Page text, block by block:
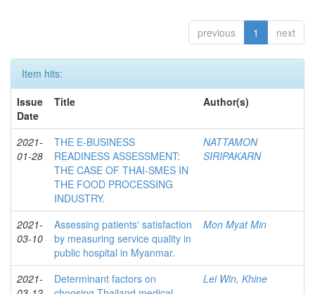
previous 1 next
Item hits:
Issue
Date
Title Author(s)
2021-
01-28
THE E-BUSINESS
READINESS ASSESSMENT:
THE CASE OF THAI-SMES IN
THE FOOD PROCESSING
INDUSTRY.
NATTAMON
SIRIPAKARN
2021-
03-10
Assessing patients' satisfaction
by measuring service quality in
public hospital in Myanmar.
Mon Myat Min
2021-
Determinant factors on
Lei Win, Khine